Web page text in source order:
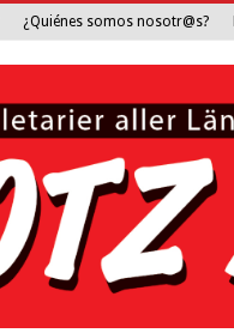
¿Quiénes somos nosotr@s?